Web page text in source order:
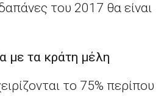
του 2017 θα είναι
με τα κράτη μέλη
το 75% περίπου